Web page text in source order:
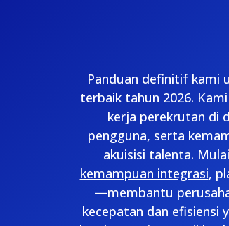
Panduan definitif kami
terbaik tahun 2026.
kerja perekrutan di
pengguna, serta
akuisisi talenta.
kemampuan integrasi,
—membantu
kecepatan dan efisiensi